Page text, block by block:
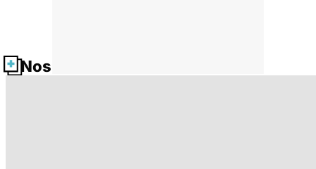
Nos fiches santé